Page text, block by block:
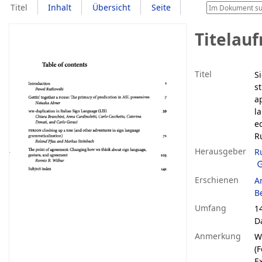
Titel Inhalt Übersicht Seite
Titel
Herausgeber
Erschienen
Umfang
Anmerkung